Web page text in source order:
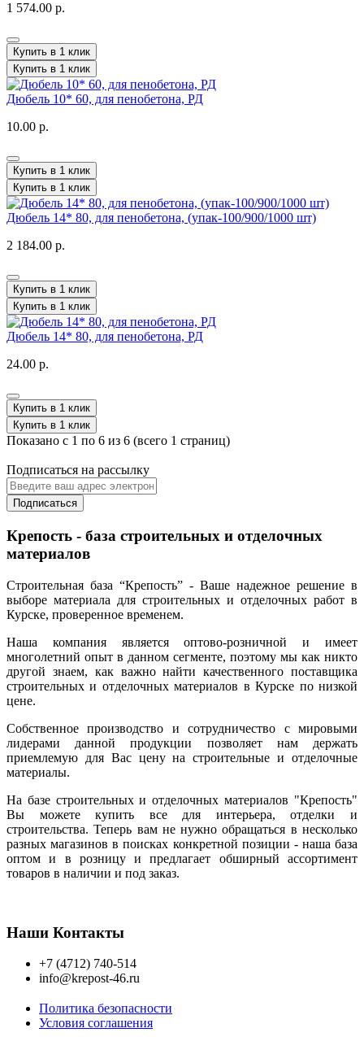
1 574.00 р.
Купить в 1 клик
Купить в 1 клик
Дюбель 10* 60, для пенобетона, РД
10.00 р.
Купить в 1 клик
Купить в 1 клик
Дюбель 14* 80, для пенобетона, (упак-100/900/1000 шт)
2 184.00 р.
Купить в 1 клик
Купить в 1 клик
Дюбель 14* 80, для пенобетона, РД
24.00 р.
Купить в 1 клик
Купить в 1 клик
Показано с 1 по 6 из 6 (всего 1 страниц)
Подписаться на рассылку
Подписаться
Крепость - база строительных и отделочных
материалов
Строительная база “Крепость” - Ваше надежное решение в
выборе материала для строительных и отделочных работ в
Курске, проверенное временем.
Наша компания является оптово-розничной и имеет
многолетний опыт в данном сегменте, поэтому мы как никто
другой знаем, как важно найти качественного поставщика
строительных и отделочных материалов в Курске по низкой
цене.
Собственное производство и сотрудничество с мировыми
лидерами данной продукции позволяет нам держать
приемлемую для Вас цену на строительные и отделочные
материалы.
На базе строительных и отделочных материалов "Крепость"
Вы можете купить все для интерьера, отделки и
строительства. Теперь вам не нужно обращаться в несколько
разных магазинов в поисках конкретной позиции - наша база
оптом и в розницу и предлагает обширный ассортимент
товаров в наличии и под заказ.
Наши Контакты
+7 (4712) 740-514
info@krepost-46.ru
Политика безопасности
Условия соглашения